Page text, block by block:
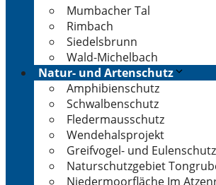
Mumbacher Tal
Rimbach
Siedelsbrunn
Wald-Michelbach
Natur- und Artenschutz
Amphibienschutz
Schwalbenschutz
Fledermausschutz
Wendehalsprojekt
Greifvogel- und Eulenschutz
Naturschutzgebiet
Niedermoorfläche Im